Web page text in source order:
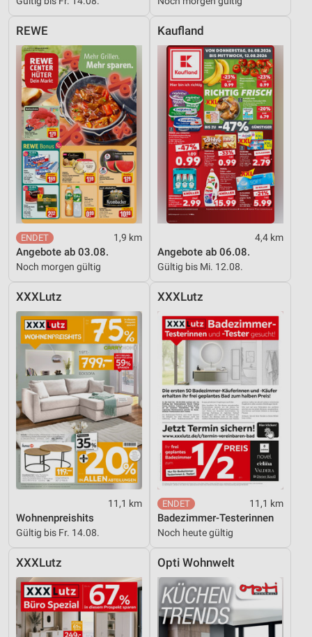
REWE
1,9 km
Angebote ab 03.08.
Noch morgen gültig
Kaufland
4,4 km
Angebote ab 06.08.
Gültig bis Mi. 12.08.
XXXLutz
11,1 km
Wohnenpreishits
Gültig bis Fr. 14.08.
XXXLutz
11,1 km
Badezimmer-Testerinnen
Noch heute gültig
XXXLutz Opti Wohnwelt
Verwendung reduzierter Daten zur Auswahl von
Inhalten
IAB-Besonderheiten:
Verwendung genauer Standortdaten
Geräte anhand von aktiv angeforderten
Informationen identifizieren
Nicht-IAB-Verarbeitungszwecke:
Notwendig
Performance
Funktional
Werbung